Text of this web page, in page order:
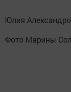
Юлия
Фото Марины